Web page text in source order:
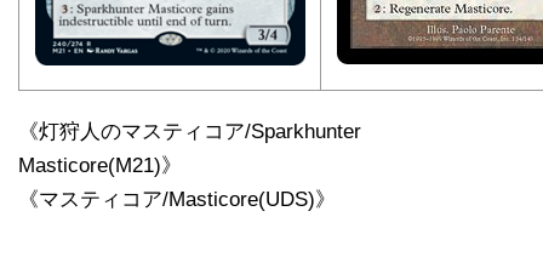
《灯狩人のマスティコア/Sparkhunter
Masticore(M21)》
《マスティコア/Masticore(UDS)》